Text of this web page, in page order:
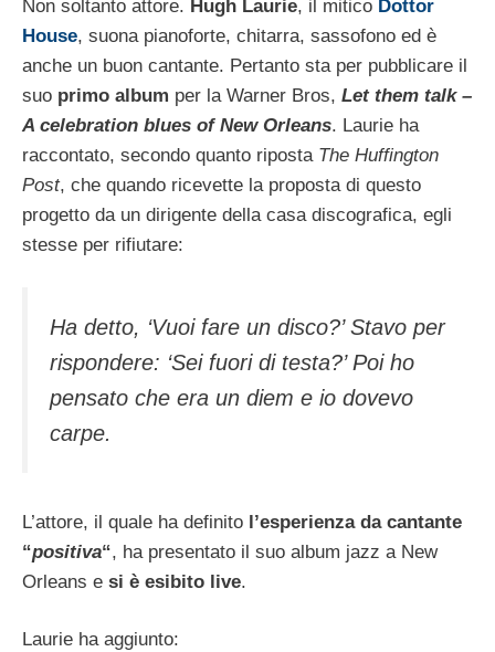
Non soltanto attore. Hugh Laurie, il mitico Dottor
House, suona pianoforte, chitarra, sassofono ed è
anche un buon cantante. Pertanto sta per pubblicare il
suo primo album per la Warner Bros, Let them talk –
A celebration blues of New Orleans. Laurie ha
raccontato, secondo quanto riposta The Huffington
Post, che quando ricevette la proposta di questo
progetto da un dirigente della casa discografica, egli
stesse per rifiutare:
Ha detto, ‘Vuoi fare un disco?’ Stavo per
rispondere: ‘Sei fuori di testa?’ Poi ho
pensato che era un diem e io dovevo
carpe.
L’attore, il quale ha definito l’esperienza da cantante
“positiva“, ha presentato il suo album jazz a New
Orleans e si è esibito live.
Laurie ha aggiunto: